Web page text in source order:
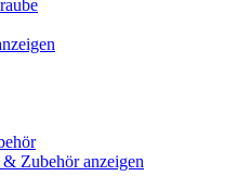
Zubehör anzeigen